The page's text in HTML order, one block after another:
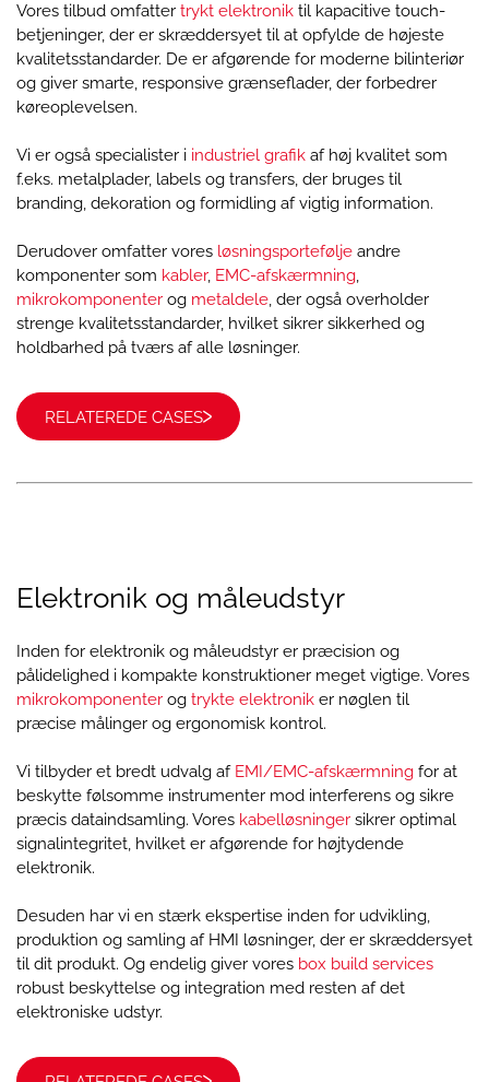
Vores tilbud omfatter trykt elektronik til kapacitive touch-
betjeninger, der er skræddersyet til at opfylde de højeste
kvalitetsstandarder. De er afgørende for moderne bilinteriør
og giver smarte, responsive grænseflader, der forbedrer
køreoplevelsen.
Vi er også specialister i industriel grafik af høj kvalitet som
f.eks. metalplader, labels og transfers, der bruges til
branding, dekoration og formidling af vigtig information.
Derudover omfatter vores løsningsportefølje andre
komponenter som kabler, EMC-afskærmning,
mikrokomponenter og metaldele, der også overholder
strenge kvalitetsstandarder, hvilket sikrer sikkerhed og
holdbarhed på tværs af alle løsninger.
RELATEREDE CASES
Elektronik og måleudstyr
Inden for elektronik og måleudstyr er præcision og
pålidelighed i kompakte konstruktioner meget vigtige. Vores
mikrokomponenter og trykte elektronik er nøglen til
præcise målinger og ergonomisk kontrol.
Vi tilbyder et bredt udvalg af EMI/EMC-afskærmning for at
beskytte følsomme instrumenter mod interferens og sikre
præcis dataindsamling. Vores kabelløsninger sikrer optimal
signalintegritet, hvilket er afgørende for højtydende
elektronik.
Desuden har vi en stærk ekspertise inden for udvikling,
produktion og samling af HMI løsninger, der er skræddersyet
til dit produkt. Og endelig giver vores box build services
robust beskyttelse og integration med resten af det
elektroniske udstyr.